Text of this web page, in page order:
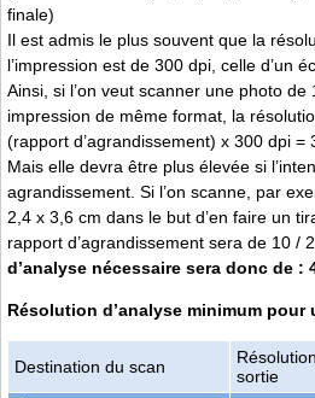
finale)
Il est admis le plus souvent que la
l’impression est de 300 dpi, celle d’un
Ainsi, si l’on veut scanner une photo
impression de même format, la
(rapport d’agrandissement) x 300 dpi =
Mais elle devra être plus élevée si
agrandissement. Si l’on scanne, par
2,4 x 3,6 cm dans le but d’en faire un
rapport d’agrandissement sera de 10 /
d’analyse nécessaire sera donc de :
Résolution d’analyse minimum pour
Destination du scan
sortie